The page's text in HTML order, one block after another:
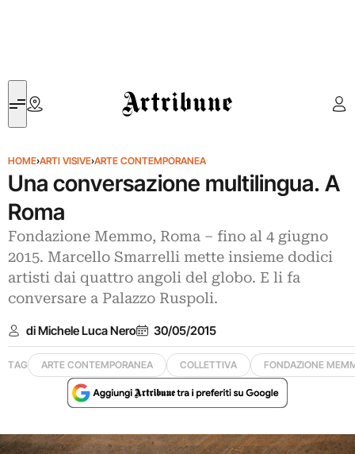
Artribune
HOME›ARTI VISIVE›ARTE CONTEMPORANEA
Una conversazione multilingua. A
Roma
Fondazione Memmo, Roma – fino al 4 giugno
2015. Marcello Smarrelli mette insieme dodici
artisti dai quattro angoli del globo. E li fa
conversare a Palazzo Ruspoli.
di Michele Luca Nero 30/05/2015
TAG ARTE CONTEMPORANEA COLLETTIVA FONDAZIONE